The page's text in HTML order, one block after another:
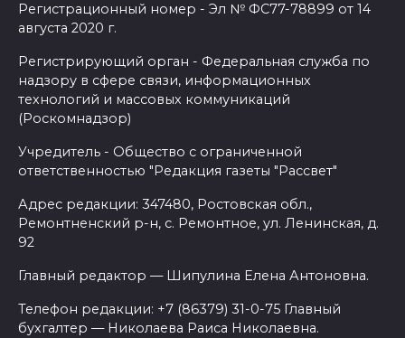
Регистрационный номер - Эл № ФС77-78899 от 14
августа 2020 г.
Регистрирующий орган - Федеральная служба по
надзору в сфере связи, информационных
технологий и массовых коммуникаций
(Роскомнадзор)
Учредитель - Общество с ограниченной
ответственностью "Редакция газеты "Рассвет"
Адрес редакции: 347480, Ростовская обл.,
Ремонтненский р-н, с. Ремонтное, ул. Ленинская, д.
92
Главный редактор — Шипулина Елена Антоновна.
Телефон редакции: +7 (86379) 31-0-75 Главный
бухгалтер — Николаева Раиса Николаевна.